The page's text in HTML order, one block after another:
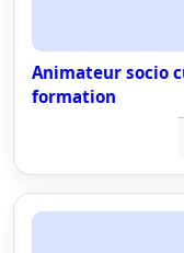
Animateur socio
formation